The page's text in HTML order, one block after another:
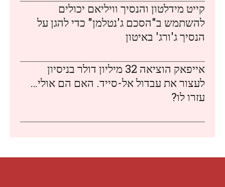
קייט מידלטון והנסיך וויליאם יכולים
להשתמש ב"הסכם ג'נטלמן" כדי להגן על
הנסיך ג'ורג' באיטון
אייפאק הוציאה 32 מיליון דולר בניסיון
לעצור את עבדול אל-סייד. האם הם אולי…
עזרו לו?